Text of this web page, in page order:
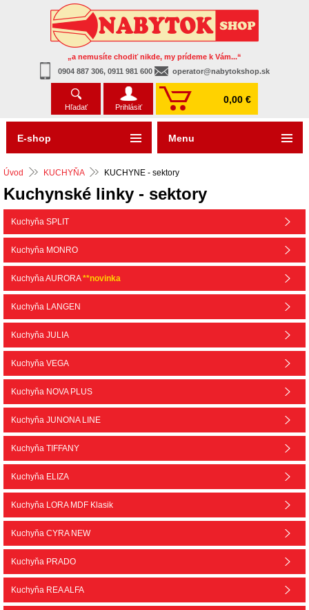
„a nemusíte chodiť nikde, my prídeme k Vám...“
0904 887 306, 0911 981 600
operator@nabytokshop.sk
Hľadať Prihlásiť
0,00 €
Úvod KUCHYŇA KUCHYNE - sektory
Kuchynské linky - sektory
Kuchyňa SPLIT
Kuchyňa MONRO
Kuchyňa AURORA**novinka
Kuchyňa LANGEN
Kuchyňa JULIA
Kuchyňa VEGA
Kuchyňa NOVA PLUS
Kuchyňa JUNONA LINE
Kuchyňa TIFFANY
Kuchyňa ELIZA
Kuchyňa LORA MDF Klasik
Kuchyňa CYRA NEW
Kuchyňa PRADO
Kuchyňa REA ALFA
E-shop Menu